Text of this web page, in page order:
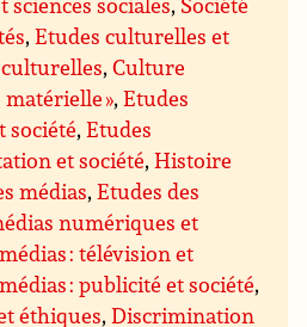
,Etudes culturelles et
,Culture
matérielle »,Etudes
société,Etudes
et société,Histoire
médias,Etudes des
numériques et
: télévision et
: publicité et société,
éthiques,Discrimination